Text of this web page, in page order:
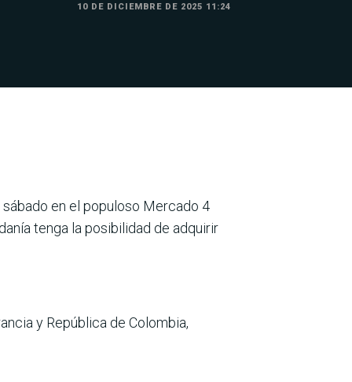
10 DE DICIEMBRE DE 2025 11:24
en el populoso Mercado 4
tenga la posibilidad de adquirir
y República de Colombia,